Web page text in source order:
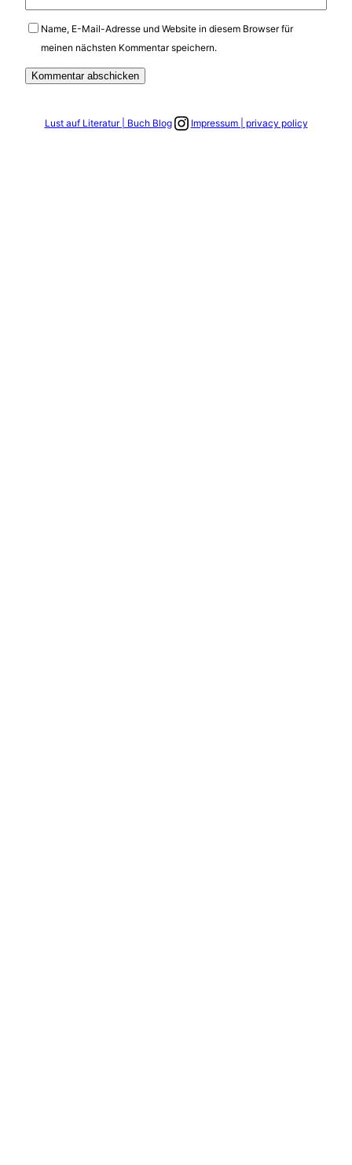
Name, E-Mail-Adresse und Website in diesem Browser für
meinen nächsten Kommentar speichern.
Lust auf Literatur | Buch BlogLink zum Instagram Account
Impressum | privacy policy